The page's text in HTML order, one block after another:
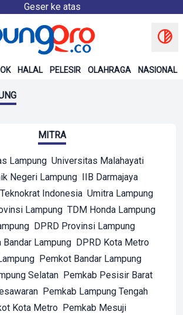
Geser ke atas
HALAL PELESIR OLAHRAGA NASIONAL
MITRA
Lampung Universitas Malahayati
Negeri Lampung IIB Darmajaya
Indonesia Umitra Lampung
Lampung TDM Honda Lampung
DPRD Provinsi Lampung
Bandar Lampung DPRD Kota Metro
Pemkot Bandar Lampung
Selatan Pemkab Pesisir Barat
Pemkab Lampung Tengah
Kota Metro Pemkab Mesuji